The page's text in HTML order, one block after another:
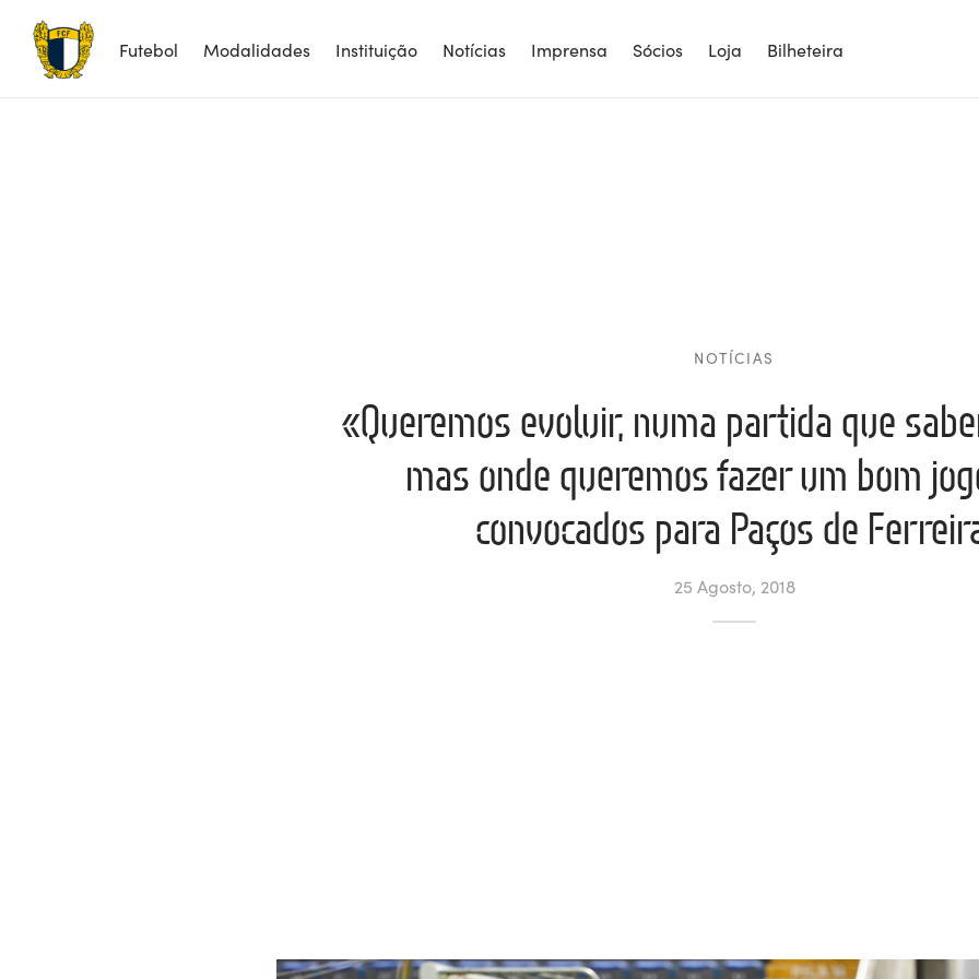
Futebol Modalidades Instituição Notícias Imprensa Sócios Loja Bilheteira
NOTÍCIAS
«Queremos evoluir, numa partida que
mas onde queremos fazer um bom
convocados para Paços de
25 Agosto, 2018